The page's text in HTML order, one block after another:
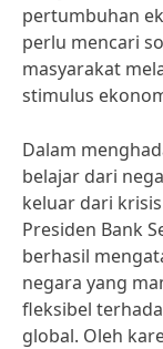
pertumbuhan
perlu mencari
masyarakat
stimulus
Dalam
belajar dari
keluar dari
Presiden Bank
berhasil
negara yang
fleksibel
global. Oleh